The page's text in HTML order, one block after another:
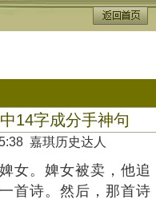
14字成分手神句
嘉琪历史达人
女。婢女被卖，他追
首诗。然后，那首诗